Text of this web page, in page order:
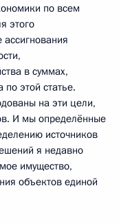
по всем
этого
в суммах,
этой статье.
на эти цели,
И мы определённые
источников
я недавно
имущество,
объектов единой